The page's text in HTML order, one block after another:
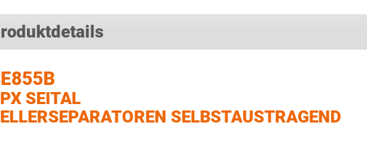
SEITAL
SELBSTAUSTRAGEND